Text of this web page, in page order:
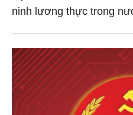
ninh lương thực trong